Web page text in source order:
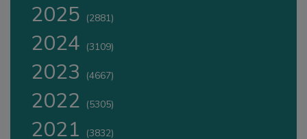
2025 (2881)
2024 (3109)
2023 (4667)
2022 (5305)
2021 (3832)